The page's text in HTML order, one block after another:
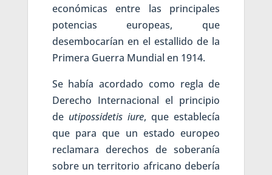
económicas entre las principales
potencias europeas, que
desembocarían en el estallido de la
Primera Guerra Mundial en 1914.
Se había acordado como regla de
Derecho Internacional el principio
de utipossidetis iure, que establecía
que para que un estado europeo
reclamara derechos de soberanía
sobre un territorio africano debería